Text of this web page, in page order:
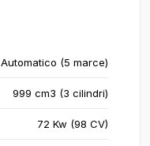
Automatico (5 marce)
999 cm3 (3 cilindri)
72 Kw (98 CV)